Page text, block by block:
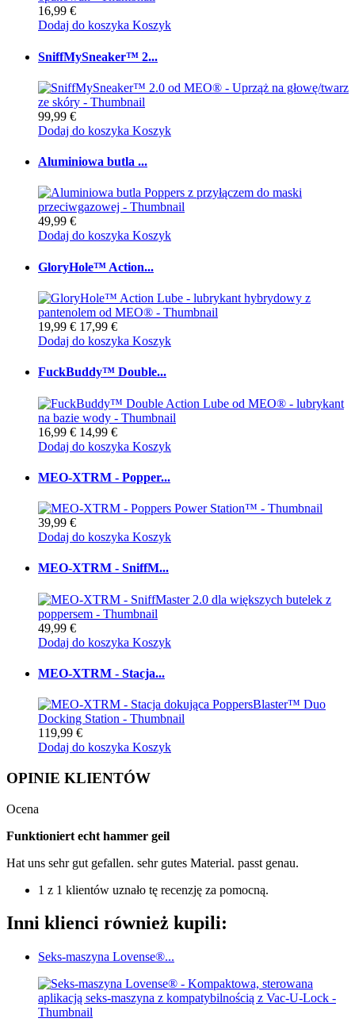
16,99 €
Dodaj do koszyka Koszyk
SniffMySneaker™ 2...
99,99 €
Dodaj do koszyka Koszyk
Aluminiowa butla ...
49,99 €
Dodaj do koszyka Koszyk
GloryHole™ Action...
19,99 € 17,99 €
Dodaj do koszyka Koszyk
FuckBuddy™ Double...
16,99 € 14,99 €
Dodaj do koszyka Koszyk
MEO-XTRM - Popper...
39,99 €
Dodaj do koszyka Koszyk
MEO-XTRM - SniffM...
49,99 €
Dodaj do koszyka Koszyk
MEO-XTRM - Stacja...
119,99 €
Dodaj do koszyka Koszyk
OPINIE KLIENTÓW
Ocena
Funktioniert echt hammer geil
Hat uns sehr gut gefallen. sehr gutes Material. passt genau.
1 z 1 klientów uznało tę recenzję za pomocną.
Inni klienci również kupili:
Seks-maszyna Lovense®...